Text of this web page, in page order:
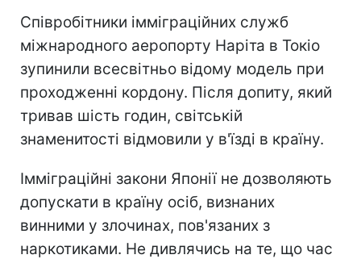
Співробітники імміграційних служб
міжнародного аеропорту Наріта в Токіо
зупинили всесвітньо відому модель при
проходженні кордону. Після допиту, який
тривав шість годин, світській
знаменитості відмовили у в'їзді в країну.
Імміграційні закони Японії не дозволяють
допускати в країну осіб, визнаних
винними у злочинах, пов'язаних з
наркотиками. Не дивлячись на те, що час